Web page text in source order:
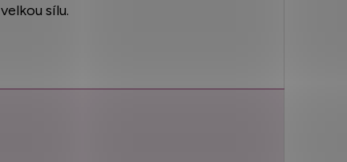
velkou sílu.